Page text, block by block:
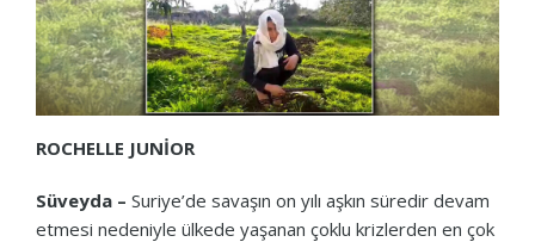
ROCHELLE JUNİOR
Süveyda – Suriye’de savaşın on yılı aşkın süredir devam
etmesi nedeniyle ülkede yaşanan çoklu krizlerden en çok